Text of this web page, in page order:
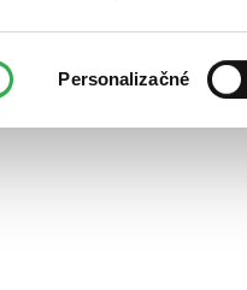
Personalizačné